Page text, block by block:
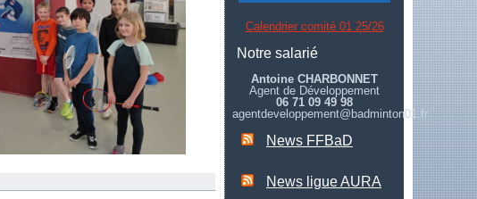
Calendrier comité 01 25/26
Notre salarié
Antoine CHARBONNET
Agent de Développement
06 71 09 49 98
agentdeveloppement@badminton01.fr
News FFBaD
News ligue AURA